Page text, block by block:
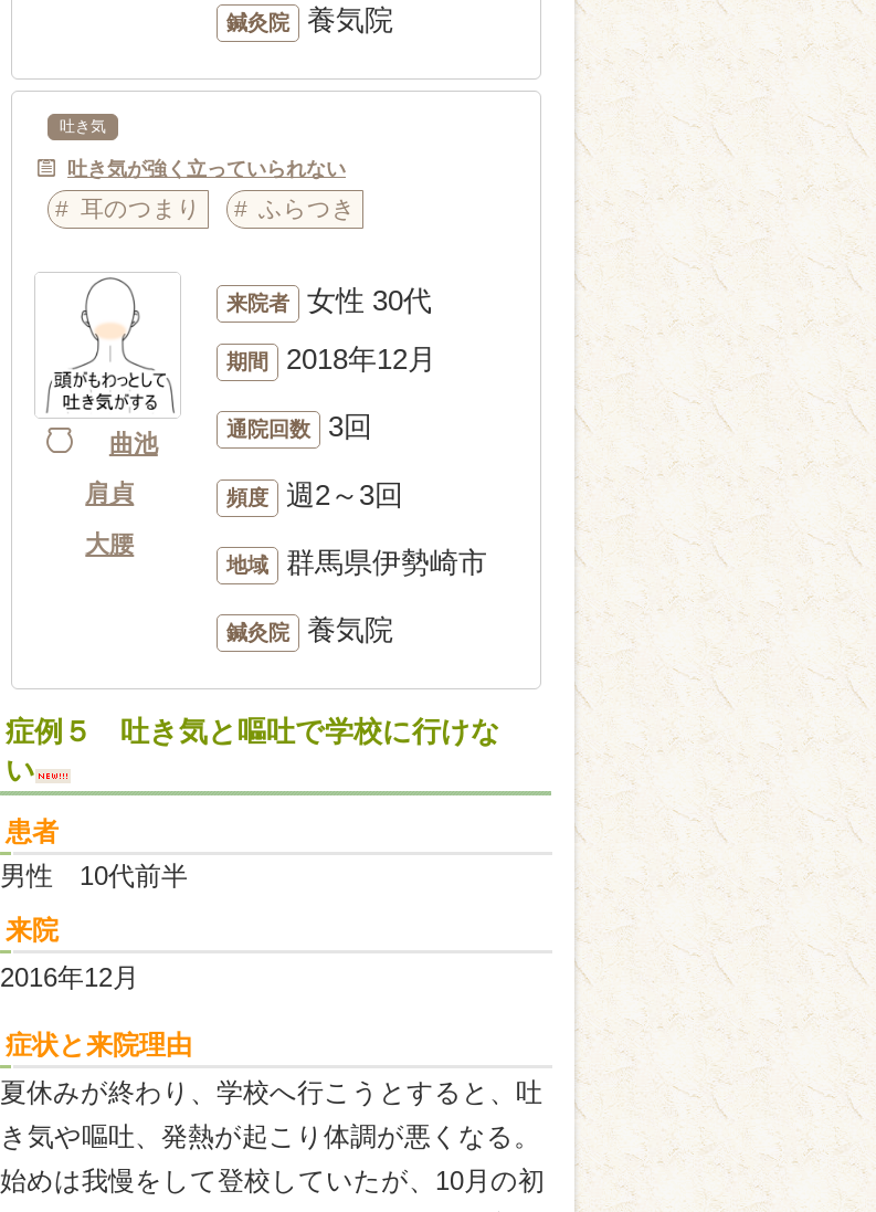
鍼灸院 養気院
吐き気
吐き気が強く立っていられない
耳のつまり ふらつき
曲池
肩貞
大腰
来院者 女性 30代
期間 2018年12月
通院回数 3回
頻度 週2～3回
地域 群馬県伊勢崎市
鍼灸院 養気院
症例５ 吐き気と嘔吐で学校に行けな
い
患者
男性 10代前半
来院
2016年12月
症状と来院理由
夏休みが終わり、学校へ行こうとすると、吐
き気や嘔吐、発熱が起こり体調が悪くなる。
始めは我慢をして登校していたが、10月の初